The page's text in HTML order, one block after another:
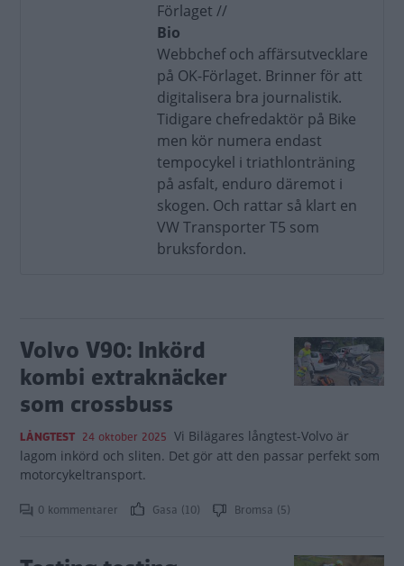
Förlaget //
Bio
Webbchef och affärsutvecklare
på OK-Förlaget. Brinner för att
digitalisera bra journalistik.
Tidigare chefredaktör på Bike
men kör numera endast
tempocykel i triathlonträning
på asfalt, enduro däremot i
skogen. Och rattar så klart en
VW Transporter T5 som
bruksfordon.
Volvo V90: Inkörd
kombi extraknäcker
som crossbuss
LÅNGTEST 24 oktober 2025 Vi Bilägares långtest-Volvo är
lagom inkörd och sliten. Det gör att den passar perfekt som
motorcykeltransport.
0 kommentarer Gasa (10) Bromsa (5)